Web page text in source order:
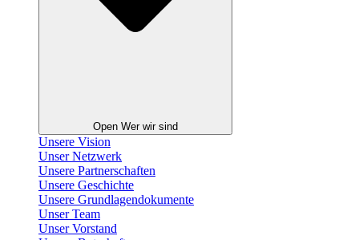
Open Wer wir sind
Unsere Vision
Unser Netzwerk
Unsere Partnerschaften
Unsere Geschichte
Unsere Grundlagendokumente
Unser Team
Unser Vorstand